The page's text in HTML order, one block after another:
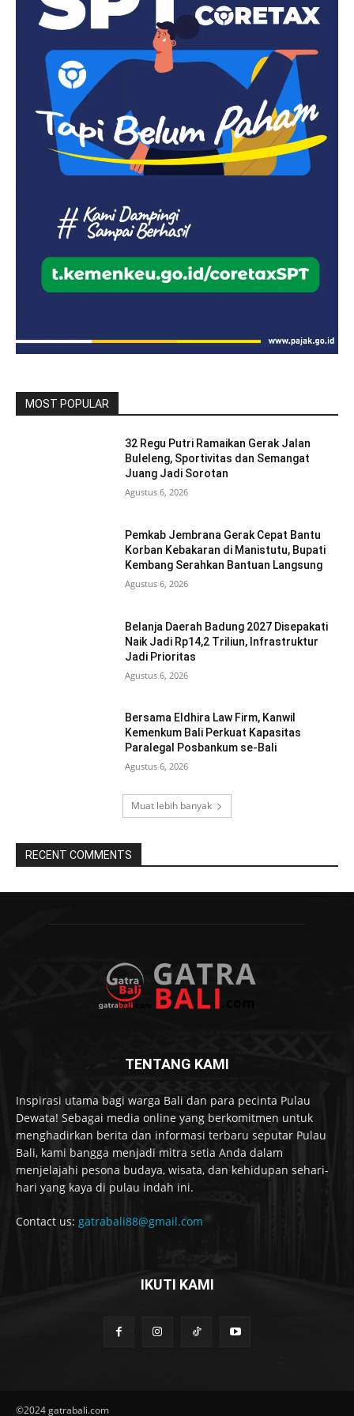
MOST POPULAR
32 Regu Putri Ramaikan Gerak Jalan
Buleleng, Sportivitas dan Semangat
Juang Jadi Sorotan
Agustus 6, 2026
Pemkab Jembrana Gerak Cepat Bantu
Korban Kebakaran di Manistutu, Bupati
Kembang Serahkan Bantuan Langsung
Agustus 6, 2026
Belanja Daerah Badung 2027 Disepakati
Naik Jadi Rp14,2 Triliun, Infrastruktur
Jadi Prioritas
Agustus 6, 2026
Bersama Eldhira Law Firm, Kanwil
Kemenkum Bali Perkuat Kapasitas
Paralegal Posbankum se-Bali
Agustus 6, 2026
Muat lebih banyak
RECENT COMMENTS
TENTANG KAMI
Inspirasi utama bagi warga Bali dan para pecinta Pulau
Dewata! Sebagai media online yang berkomitmen untuk
menghadirkan berita dan informasi terbaru seputar Pulau
Bali, kami bangga menjadi mitra setia Anda dalam
menjelajahi pesona budaya, wisata, dan kehidupan sehari-
hari yang kaya di pulau indah ini.
Contact us: gatrabali88@gmail.com
IKUTI KAMI
©2024 gatrabali.com